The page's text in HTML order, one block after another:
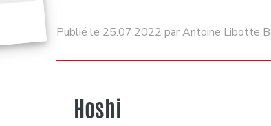
Publié le 25.07.2022 par Antoine Libotte
Hoshi